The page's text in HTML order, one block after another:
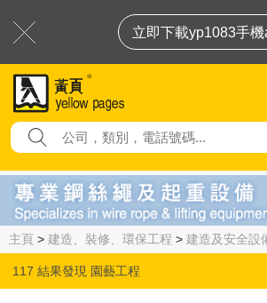
立即下載yp1083手機
主頁 > 建造、裝修、環保工程 > 建造及安全設
117 結果發現 園藝工程